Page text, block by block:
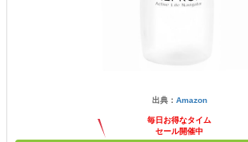
出典： Amazon
毎日お得なタイム
セール開催中